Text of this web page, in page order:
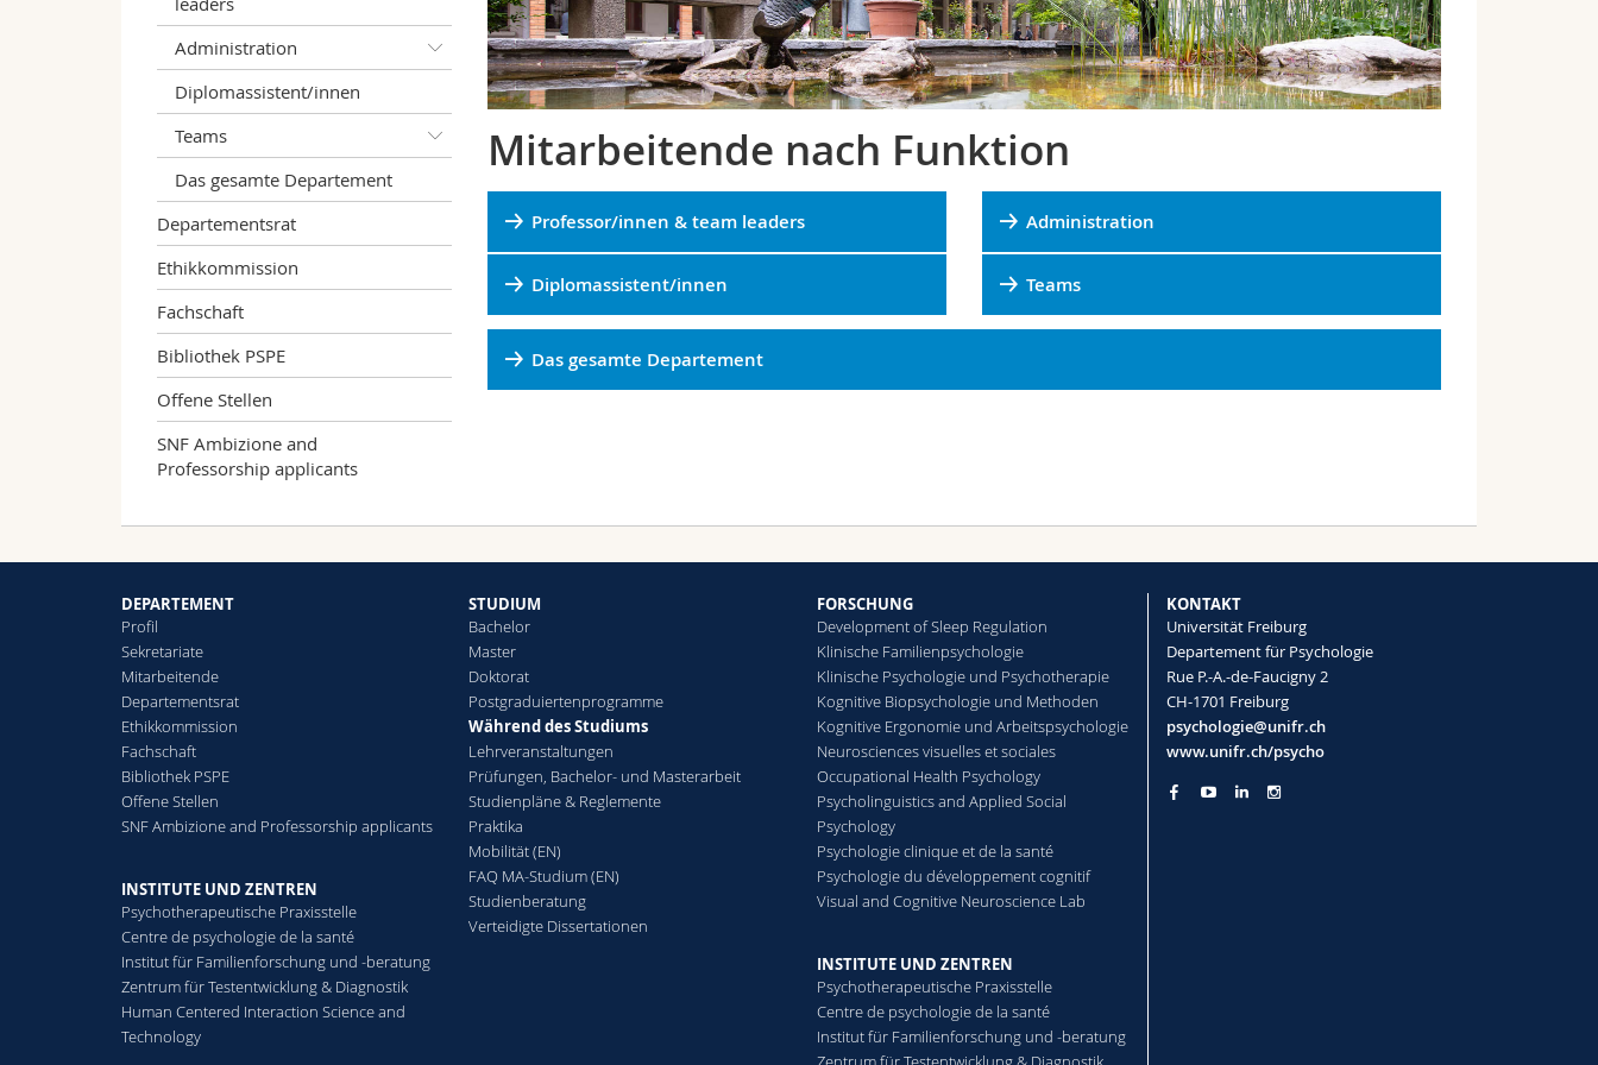
Administration
Diplomassistent/innen
Teams
Das gesamte Departement
Departementsrat
Ethikkommission
Fachschaft
Bibliothek PSPE
Offene Stellen
SNF Ambizione and
Professorship applicants
Mitarbeitende nach Funktion
Professor/innen & team leaders Administration
Diplomassistent/innen Teams
Das gesamte Departement
DEPARTEMENT
Profil
Sekretariate
Mitarbeitende
Departementsrat
Ethikkommission
Fachschaft
Bibliothek PSPE
Offene Stellen
SNF Ambizione and Professorship applicants
INSTITUTE UND ZENTREN
Psychotherapeutische Praxisstelle
Centre de psychologie de la santé
Institut für Familienforschung und -beratung
Zentrum für Testentwicklung & Diagnostik
Human Centered Interaction Science and
Technology
STUDIUM
Bachelor
Master
Doktorat
Postgraduiertenprogramme
Während des Studiums
Lehrveranstaltungen
Prüfungen, Bachelor- und Masterarbeit
Studienpläne & Reglemente
Praktika
Mobilität (EN)
FAQ MA-Studium (EN)
Studienberatung
Verteidigte Dissertationen
FORSCHUNG
Development of Sleep Regulation
Klinische Familienpsychologie
Klinische Psychologie und Psychotherapie
Kognitive Biopsychologie und Methoden
Kognitive Ergonomie und Arbeitspsychologie
Neurosciences visuelles et sociales
Occupational Health Psychology
Psycholinguistics and Applied Social
Psychology
Psychologie clinique et de la santé
Psychologie du développement cognitif
Visual and Cognitive Neuroscience Lab
INSTITUTE UND ZENTREN
Psychotherapeutische Praxisstelle
Centre de psychologie de la santé
Institut für Familienforschung und -beratung
KONTAKT
Universität Freiburg
Departement für Psychologie
Rue P.-A.-de-Faucigny 2
CH-1701 Freiburg
psychologie@unifr.ch
www.unifr.ch/psycho